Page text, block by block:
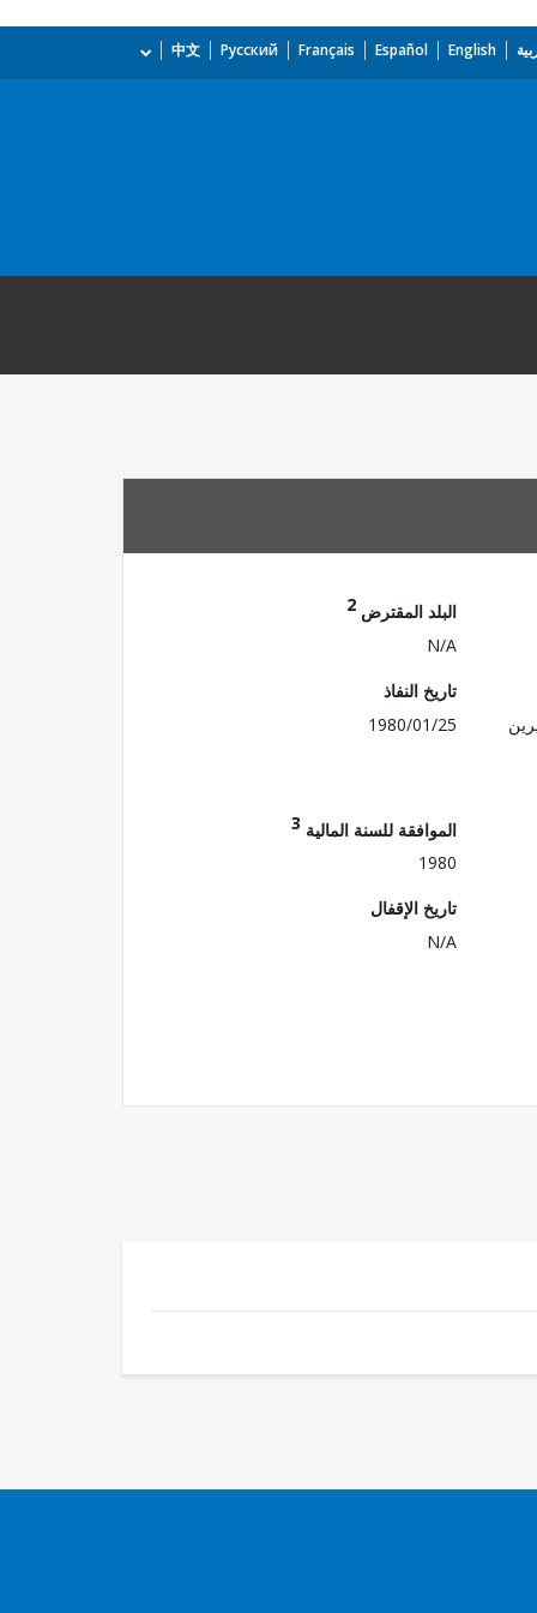
English
Español
Français
Русский
中文
البلد المقترض 2
N/A
تاريخ النفاذ
1980/01/25
الموافقة للسنة المالية 3
1980
تاريخ الإقفال
N/A